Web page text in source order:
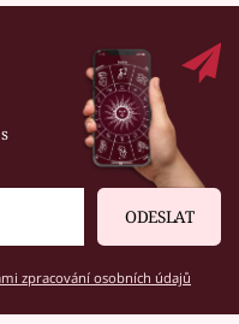
ODESLAT
zpracování osobních údajů